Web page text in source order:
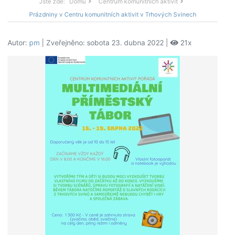
Prázdniny v Centru komunitních aktivit v Trhových Svinech
Autor: pm | Zveřejněno: sobota 23. dubna 2022 | 21x